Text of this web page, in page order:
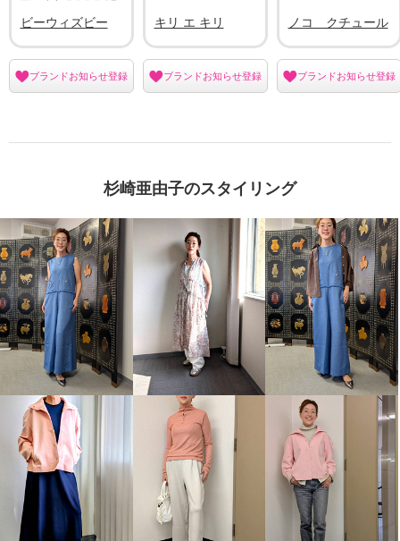
ビーウィズビー
ブランドお知らせ登録
キリ エ キリ
ブランドお知らせ登録
ノコ クチュール
ブランドお知らせ登録
杉崎亜由子のスタイリング